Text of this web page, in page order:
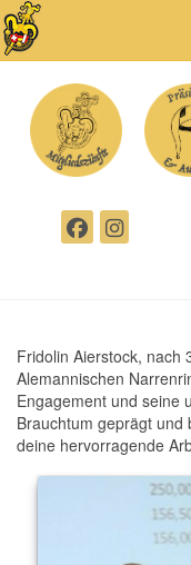
Fridolin Aierstock, nach
Alemannischen
Engagement und seine
Brauchtum geprägt
deine hervorragende